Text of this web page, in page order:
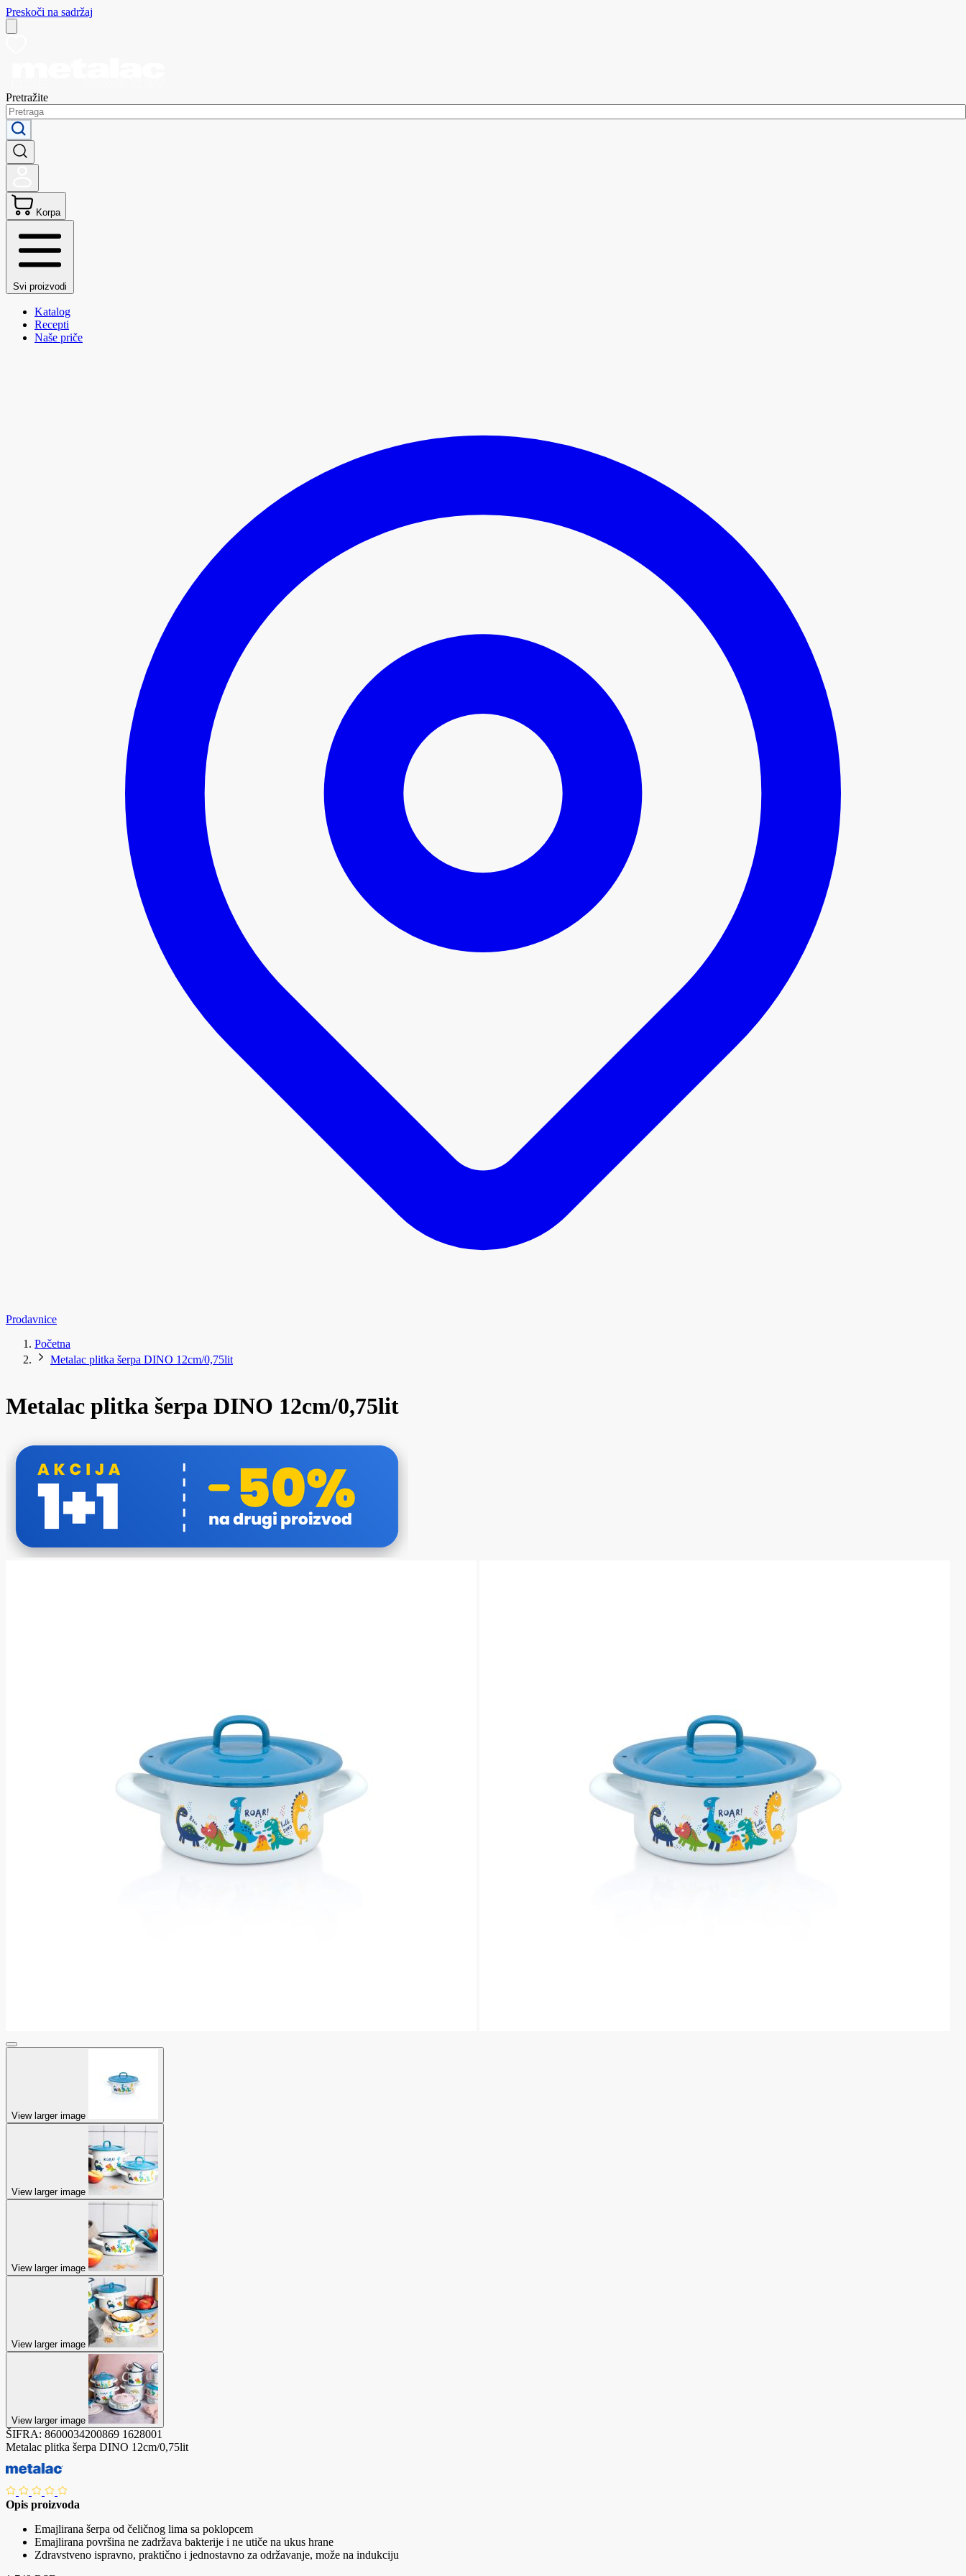
Preskoči na sadržaj
Pretražite
Korpa
Svi proizvodi
Katalog
Recepti
Naše priče
Prodavnice
Početna
Metalac plitka šerpa DINO 12cm/0,75lit
Metalac plitka šerpa DINO 12cm/0,75lit
View larger image
View larger image
View larger image
View larger image
View larger image
ŠIFRA: 8600034200869 1628001
Metalac plitka šerpa DINO 12cm/0,75lit
Opis proizvoda
Emajlirana šerpa od čeličnog lima sa poklopcem
Emajlirana površina ne zadržava bakterije i ne utiče na ukus hrane
Zdravstveno ispravno, praktično i jednostavno za održavanje, može na indukciju